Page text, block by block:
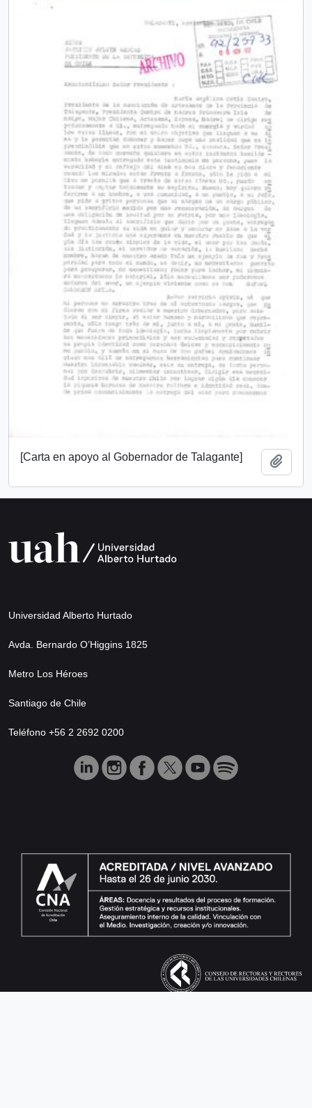
[Carta en apoyo al Gobernador de Talagante]
Universidad Alberto Hurtado
Avda. Bernardo O’Higgins 1825
Metro Los Héroes
Santiago de Chile
Teléfono +56 2 2692 0200